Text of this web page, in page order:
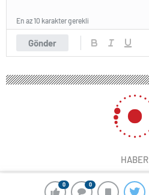
0 0
Gönder
En az 10 karakter gerekli
HABER